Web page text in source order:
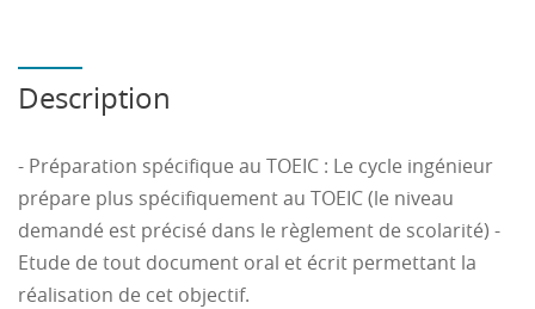
Description
- Préparation spécifique au TOEIC : Le cycle ingénieur
prépare plus spécifiquement au TOEIC (le niveau
demandé est précisé dans le règlement de scolarité) -
Etude de tout document oral et écrit permettant la
réalisation de cet objectif.